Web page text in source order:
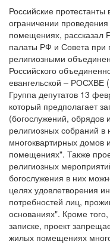
9 августа
Св. Тереза Бенедикта
см. календарь
Обратная связь
mail@apologia.ru
Отправить сообщение
Вход
Российские
ограничении
помещениях, рассказал
палаты РФ и Совета при
религиозными
Российского
евангельской – РОСХВЕ
Группа депутатов 13
который предполагает
(богослужений,
религиозных собраний
многоквартирных домов
помещениях". Также
религиозных
богослужения в них
целях удовлетворения
потребностей лиц,
основаниях". Кроме
записке, проект
жилых помещениях